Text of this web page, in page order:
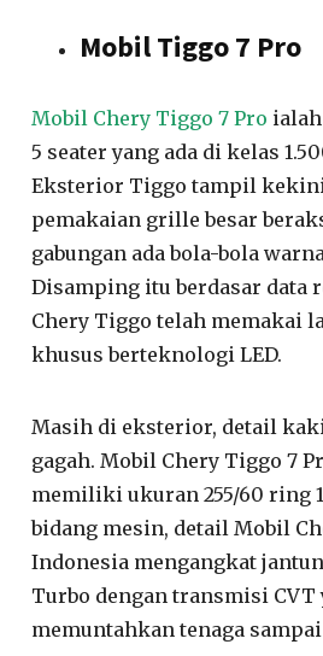
Mobil Tiggo 7 Pro
Mobil Chery Tiggo 7 Pro ialah
5 seater yang ada di kelas
Eksterior Tiggo tampil
pemakaian grille besar
gabungan ada bola-bola
Disamping itu berdasar data
Chery Tiggo telah memakai
khusus berteknologi LED.
Masih di eksterior, detail
gagah. Mobil Chery Tiggo 7
memiliki ukuran 255/60 ring
bidang mesin, detail Mobil
Indonesia mengangkat
Turbo dengan transmisi CVT
memuntahkan tenaga